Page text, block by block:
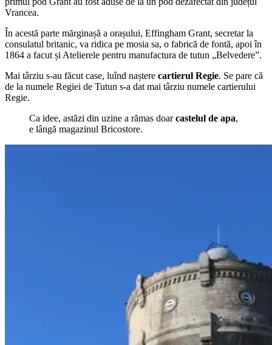
Vrancea.
În acestă parte mărginașă a orașului, Effingham Grant, secretar la
consulatul britanic, va ridica pe mosia sa, o fabrică de fontă, apoi în
1864 a facut și Atelierele pentru manufactura de tutun „Belvedere”.
Mai târziu s-au făcut case, luînd naștere cartierul Regie. Se pare că
de la numele Regiei de Tutun s-a dat mai târziu numele cartierului
Regie.
Ca idee, astăzi din uzine a rămas doarcastelul de apa,
e lângă magazinul Bricostore.